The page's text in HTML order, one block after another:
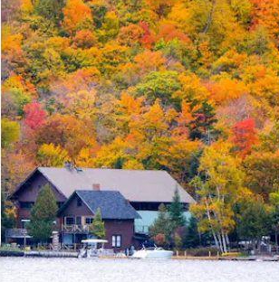
flèches vers le haut et vers le bas, ou en